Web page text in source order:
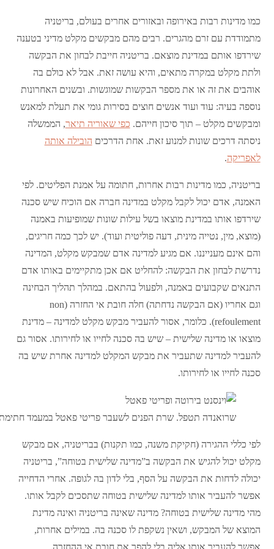
כמו מדינות רבות באירופה ובאזורים אחרים בעולם, בריטניה
מתמודדת עם זרם מהגרים. רבים מהם מבקשים מקלט מדיני בטענה
שירדפו אותם במדינת מוצאם. בריטניה חייבת לבחון את הבקשה
ולתת מקלט במקרה מתאים, והיא עושה זאת. אבל לא כולם בה
אוהבים את זה או את מספר הבקשות שמוגשות. ובשנים האחרונות
נוספה בעיה: עוד ועוד אנשים חוצים בסירות גומי את תעלת למאנש
ומבקשים מקלט – תוך סיכון חייהם. כפי שאוריה תיאר, הממשלה
ניסתה דרכים שונות למנוע זאת. אחת הדרכים הובילה אותה
לאפריקה.
בריטניה, כמו מדינות רבות אחרות, חתומה על אמנת הפליטים. לפי
האמנה, אדם יכול לקבל מקלט במדינה חברה אם הוכיח שיש סכנה
שירדפו אותו במדינת מוצאו בשל עילות שונות שמופיעות באמנה
(מוצא, מין, נטייה מינית, דעה פוליטית ועוד). יש לכך כמה חריגים,
והם אינם מענייננו. אם מגיע למדינה אדם שמבקש מקלט, המדינה
נדרשת לבחון את הבקשה: להחליט אם אכן מתקיימים באותו אדם
התנאים שקבועים באמנה, ולפעול בהתאם. במהלך תהליך הבחינה
וגם אחריו (אם הבקשה נדחתה) חלה חובת אי החזרה (non
refoulement). כלומר, אסור להעביר מבקש מקלט למדינה – מדינת
מוצאו או מדינה שלישית – שיש בה סכנה לחייו או לחירותו. אסור גם
להעביר למדינה שתעביר את מבקש המקלט למדינה אחרת שיש בה
סכנה לחייו או לחירותו.
שרואנדה תטפל. שרת הפנים לשעבר פריטי פאטל במעמד
לפי כללי ההגירה (חקיקת משנה, כמו תקנות) בבריטניה, אם מבקש
מקלט יכול להגיש את הבקשה ב”מדינה שלישית בטוחה”, בריטניה
יכולה לדחות את הבקשה על הסף, בלי לדון בה לגופה. אחרי הדחייה
אפשר להעביר אותו למדינה שלישית בטוחה שתסכים לקבל אותו.
מהי מדינה שלישית בטוחה? מדינה שאינה בריטניה ואינה מדינת
המוצא של המבקש, ושאין נשקפת לו סכנה בה. במילים אחרות,
אפשר להעביר אותו אליה בלי להפר את חובת אי ההחזרה.